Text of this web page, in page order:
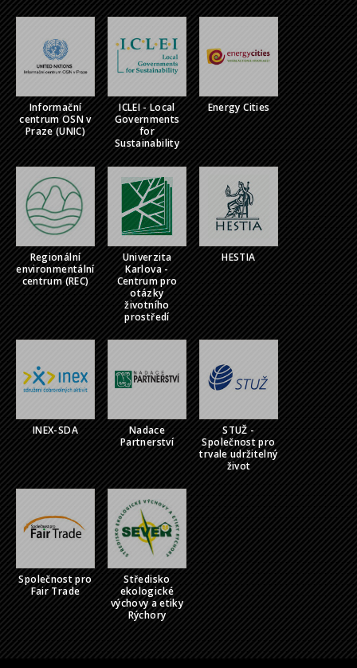
Informační
centrum OSN v
Praze (UNIC)
ICLEI - Local
Governments
for
Sustainability
Energy Cities
Regionální
environmentální
centrum (REC)
Univerzita
Karlova -
Centrum pro
otázky
životního
prostředí
HESTIA
INEX-SDA
Nadace
Partnerství
STUŽ -
Společnost pro
trvale udržitelný
život
Společnost pro
Fair Trade
Středisko
ekologické
výchovy a etiky
Rýchory